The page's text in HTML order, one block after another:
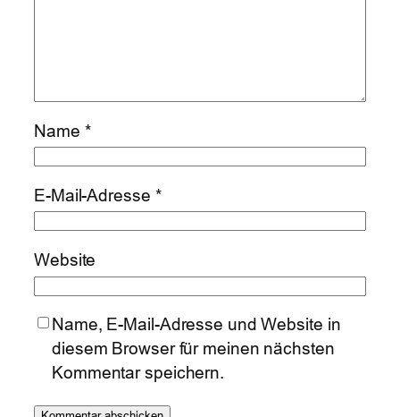
Name *
E-Mail-Adresse *
Website
Name, E-Mail-Adresse und Website in
diesem Browser für meinen nächsten
Kommentar speichern.